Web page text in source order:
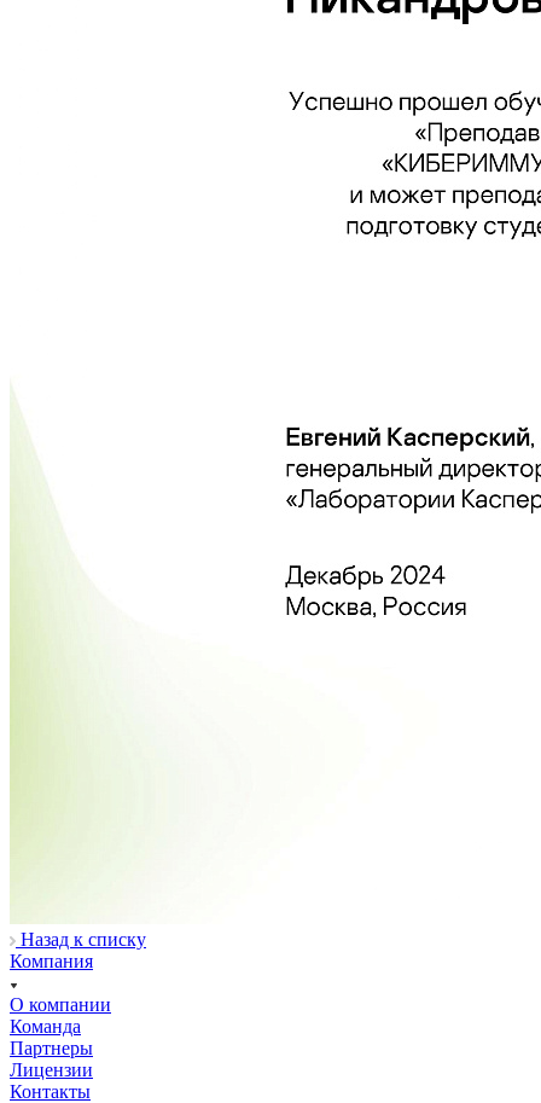
Назад к списку
Компания
О компании
Команда
Партнеры
Лицензии
Контакты